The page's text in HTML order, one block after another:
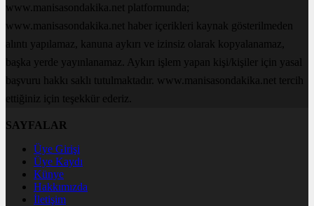
www.manisasondakika.net platformunda;
www.manisasondakika.net haber içerikleri kaynak gösterilmeden
alıntı yapılamaz, kanuna aykırı ve izinsiz olarak kopyalanamaz,
başka yerde yayınlanamaz. Aykırı işlem yapan kişi/kişiler için yasal
başvuru hakkı saklı tutulmaktadır. www.manisasondakika.net tercih
ettiğiniz için teşekkür ederiz.
SAYFALAR
Üye Girişi
Üye Kaydı
Künye
Hakkımızda
İletişim